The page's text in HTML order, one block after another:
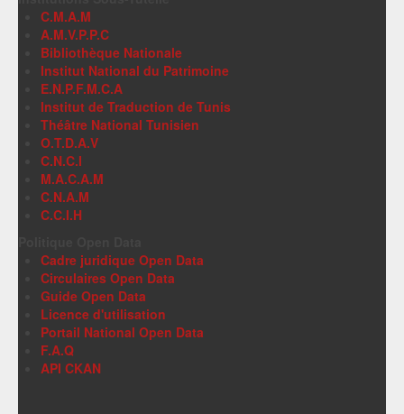
C.M.A.M
A.M.V.P.P.C
Bibliothèque Nationale
Institut National du Patrimoine
E.N.P.F.M.C.A
Institut de Traduction de Tunis
Théâtre National Tunisien
O.T.D.A.V
C.N.C.I
M.A.C.A.M
C.N.A.M
C.C.I.H
Cadre juridique Open Data
Circulaires Open Data
Guide Open Data
Licence d'utilisation
Portail National Open Data
F.A.Q
API CKAN